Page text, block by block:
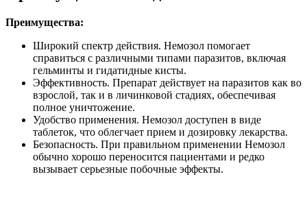
Преимущества:
Широкий спектр действия. Немозол помогает
справиться с различными типами паразитов, включая
гельминты и гидатидные кисты.
Эффективность. Препарат действует на паразитов как во
взрослой, так и в личинковой стадиях, обеспечивая
полное уничтожение.
Удобство применения. Немозол доступен в виде
таблеток, что облегчает прием и дозировку лекарства.
Безопасность. При правильном применении Немозол
обычно хорошо переносится пациентами и редко
вызывает серьезные побочные эффекты.